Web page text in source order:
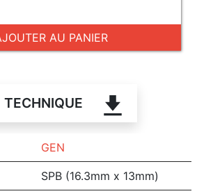
AU PANIER
GEN
SPB (16.3mm x 13mm)